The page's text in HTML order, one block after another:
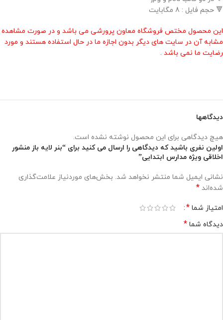
🔻 حجم فایل : 8 مگابایت
این محصول مختص فروشگاه معاون پرورشی می باشد و در صورت مشاهده
مشابه آن در سایت های دیگر بدون اجازه ما در حال استفاده هستند و مورد
رضایت ما نمی باشد .
دیدگاهها
هیچ دیدگاهی برای این محصول نوشته نشده است.
اولین نفری باشید که دیدگاهی را ارسال می کنید برای “بنر لایه باز منشور
اخلاقی ویژه مدارس ابتدایی”
نشانی ایمیل شما منتشر نخواهد شد. بخش‌های موردنیاز علامت‌گذاری
شده‌اند *
امتیاز شما *
دیدگاه شما *